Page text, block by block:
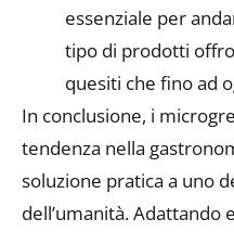
essenziale per
tipo di prodotti
quesiti che fino ad
In conclusione, i
tendenza nella
soluzione pratica a uno
dell’umanità. Adattando